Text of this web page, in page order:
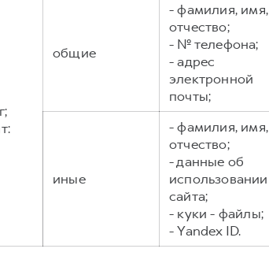
общие
- фамилия, имя,
отчество;
- № телефона;
- адрес
электронной
почты;
иные
- фамилия, имя,
отчество;
- данные об
использовании
сайта;
- куки - файлы;
- Yandex ID.